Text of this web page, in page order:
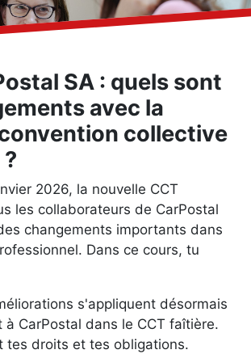
SA : quels sont
avec la
collective
2026, la nouvelle CCT
les collaborateurs de CarPostal
changements importants dans
Dans ce cours, tu
s'appliquent désormais
à CarPostal dans le CCT faîtière.
tes droits et tes obligations.